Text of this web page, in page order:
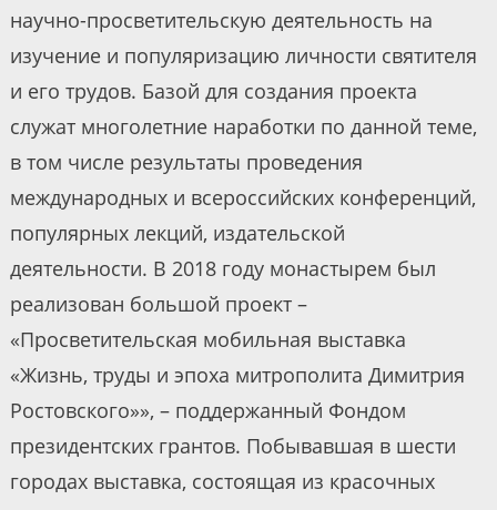
научно-просветительскую деятельность на
изучение и популяризацию личности святителя
и его трудов. Базой для создания проекта
служат многолетние наработки по данной теме,
в том числе результаты проведения
международных и всероссийских конференций,
популярных лекций, издательской
деятельности. В 2018 году монастырем был
реализован большой проект –
«Просветительская мобильная выставка
«Жизнь, труды и эпоха митрополита Димитрия
Ростовского»», – поддержанный Фондом
президентских грантов. Побывавшая в шести
городах выставка, состоящая из красочных